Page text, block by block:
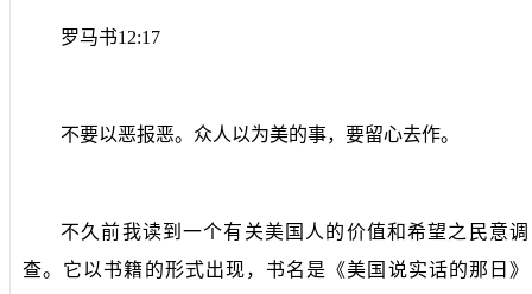
罗马书12:17
不要以恶报恶。众人以为美的事，要留心去作。
不久前我读到一个有关美国人的价值和希望之民意调
查。它以书籍的形式出现，书名是《美国说实话的那日》